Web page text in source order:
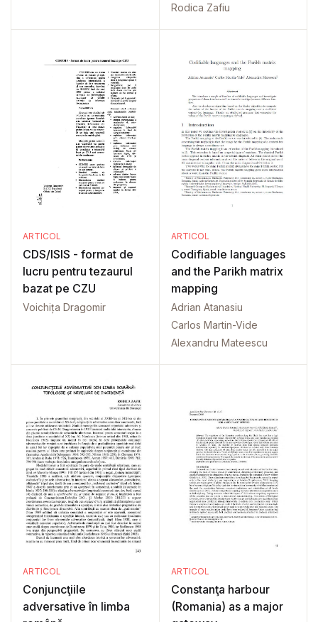
română
Rodica Zafiu
ARTICOL
CDS/ISIS - format de
lucru pentru tezaurul
bazat pe CZU
Voichița Dragomir
ARTICOL
Codifiable languages
and the Parikh matrix
mapping
Adrian Atanasiu
Carlos Martin-Vide
Alexandru Mateescu
ARTICOL
Conjuncţiile
adversative în limba
ARTICOL
Constanţa harbour
(Romania) as a major